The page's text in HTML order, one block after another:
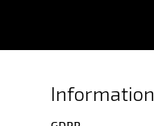
Information